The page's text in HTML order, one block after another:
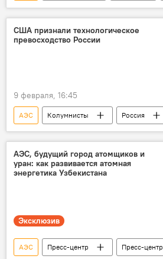
Росатом
Алексей Лихачев
Колумнисты
США признали технологическое
превосходство России
9 февраля, 16:45
АЭС Колумнисты Россия
Евросоюз
Росатом
атомная энергетика
атомы
Венгрия
МАГАТЭ
АЭС, будущий город атомщиков и
уран: как развивается атомная
энергетика Узбекистана
Эксклюзив
АЭС Пресс-центр
Пресс-центр